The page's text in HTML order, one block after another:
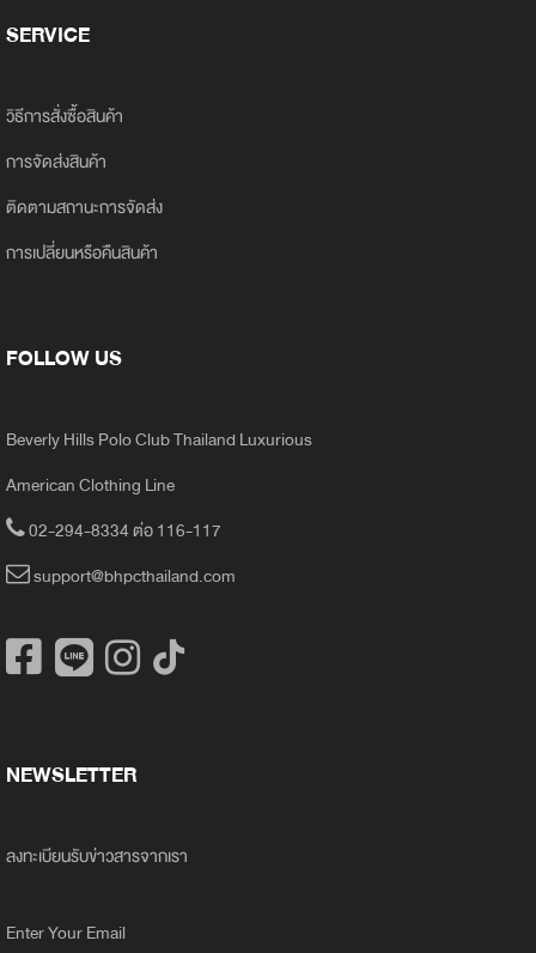
SERVICE
วิธีการสั่งซื้อสินค้า
การจัดส่งสินค้า
ติดตามสถานะการจัดส่ง
การเปลี่ยนหรือคืนสินค้า
FOLLOW US
Beverly Hills Polo Club Thailand Luxurious
American Clothing Line
02-294-8334 ต่อ 116-117
support@bhpcthailand.com
NEWSLETTER
ลงทะเบียนรับข่าวสารจากเรา